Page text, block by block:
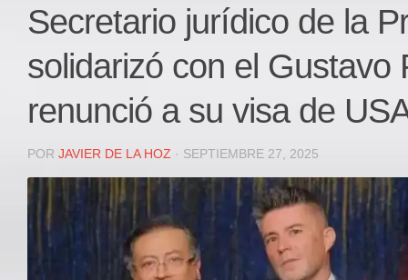
Deportes
JUDICIAL
REGIONAL
DEPARTAMENTAL
Internacional
Secretario jurídico de la
solidarizó con el Gustavo
renunció a su visa de
POR JAVIER DE LA HOZ · SEPTIEMBRE 27, 2025